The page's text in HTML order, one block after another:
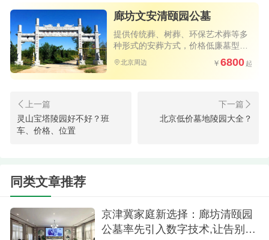
廊坊清颐园公墓的墓地价格表也非常合理。
2023价格表如下：
1.清颐园公墓在售园区及价格清思园(10)树葬
5800元、花坛葬8600元、环保树葬18800元、立碑
56800元、59800元、72800元不等。
2.祥安苑(1)草坪葬28000元
4.清修园(8)立碑66800元、72800元、118800
元、148800元、169000元、238000元不等，有的
一个价格不同墓碑主题。
廊坊文安清颐园公墓
提供传统葬、树葬、环保艺术葬等多
种形式的安葬方式，价格低廉墓型品
北京周边 6800
灵山宝塔陵园好不好？班
车、价格、位置
北京低价墓地陵园大全？
同类文章推荐
京津冀家庭新选择：廊坊清颐园
公墓率先引入数字技术,让告别更